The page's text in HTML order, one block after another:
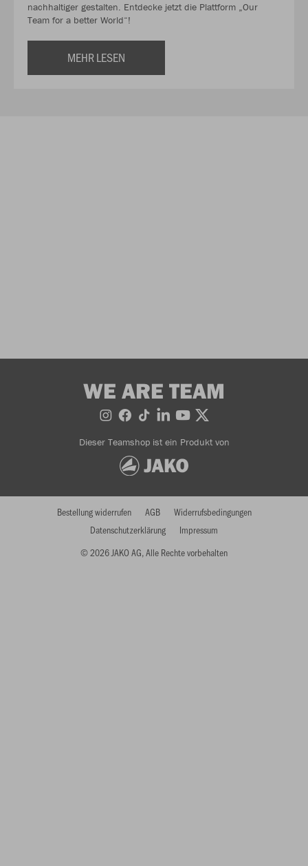
nachhaltiger gestalten. Entdecke jetzt die Plattform „Our
Team for a better World“!
MEHR LESEN
WE ARE TEAM
Dieser Teamshop ist ein Produkt von
© 2026 JAKO AG, Alle Rechte vorbehalten
Bestellung widerrufen AGB
Widerrufsbedingungen
Datenschutzerklärung
Impressum